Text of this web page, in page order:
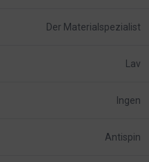
Der Materialspezialist
Lav
Ingen
Antispin